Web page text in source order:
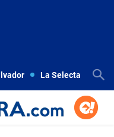
La Selecta